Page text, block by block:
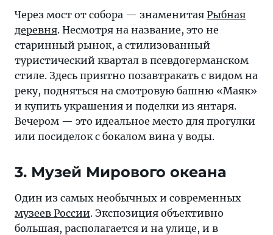
Через мост от собора — знаменитая Рыбная
деревня. Несмотря на название, это не
старинный рынок, а стилизованный
туристический квартал в псевдогерманском
стиле. Здесь приятно позавтракать с видом на
реку, подняться на смотровую башню «Маяк»
и купить украшения и поделки из янтаря.
Вечером — это идеальное место для прогулки
или посиделок с бокалом вина у воды.
3. Музей Мирового океана
Один из самых необычных и современных
музеев России. Экспозиция объективно
большая, располагается и на улице, и в